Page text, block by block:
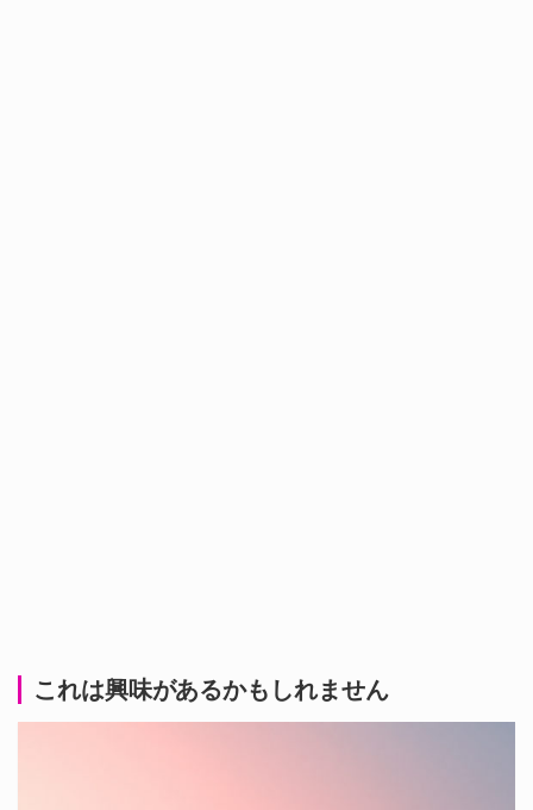
これは興味があるかもしれません